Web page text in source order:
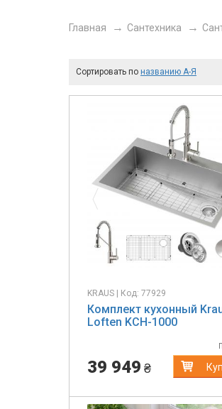
Главная Сантехника
Сортировать по названию А-Я
Previous
KRAUS | Код: 77929
Комплект кухонный
Loften KCH-1000
39 949 ₴